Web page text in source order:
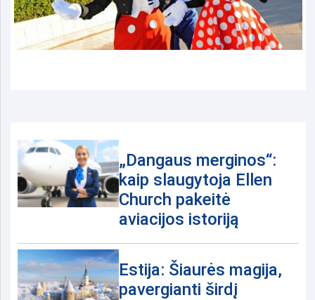
„Dangaus merginos“:
kaip slaugytoja Ellen
Church pakeitė
aviacijos istoriją
Estija: Šiaurės magija,
pavergianti širdį